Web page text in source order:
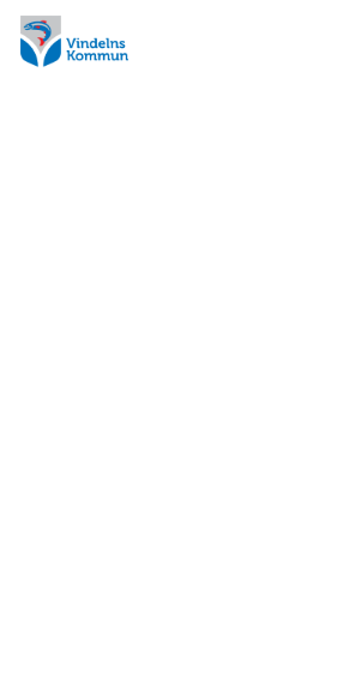
Hoppa
till
innehåll
Hoppa
till
undermeny